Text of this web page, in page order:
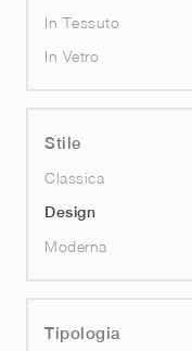
In Tessuto
In Vetro
Stile
Classica
Design
Moderna
Tipologia